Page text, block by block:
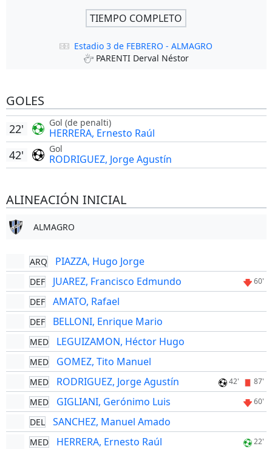
TIEMPO COMPLETO
Estadio 3 de FEBRERO - ALMAGRO
PARENTI Derval Néstor
GOLES
Gol (de penalti)
HERRERA, Ernesto Raúl
22'
Gol
RODRIGUEZ, Jorge Agustín
42'
ALINEACIÓN INICIAL
ALMAGRO
ARQ PIAZZA, Hugo Jorge
DEF JUAREZ, Francisco Edmundo 60'
DEF AMATO, Rafael
DEF BELLONI, Enrique Mario
MED LEGUIZAMON, Héctor Hugo
MED GOMEZ, Tito Manuel
MED RODRIGUEZ, Jorge Agustín 42' 87'
MED GIGLIANI, Gerónimo Luis 60'
DEL SANCHEZ, Manuel Amado
MED HERRERA, Ernesto Raúl 22'